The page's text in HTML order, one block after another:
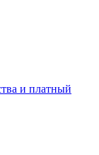
и платный